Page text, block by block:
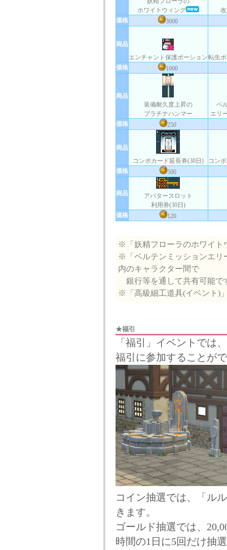
ホワイトウィング
価格
3000
商品
エンチャント保護ポーション転生
価格
1000
商品
装備耐久度上昇の
プラチナハンマー
ベ
エリ
価格
250
商品
コンボカード延長券(30日)
コン
価格
500
商品
アバタースロット
利用券(30日)
価格
120
※「妖精フローラのホワイト
※「ベルテンミッションエリ
内のキャラクター間で
銀行等を通して共有可能で
※「高級細工道具(イベント)
★福引
「福引」イベントでは、
福引に参加することが
コイン抽選では、「ル
きます。
ゴールド抽選では、
時間の1日に5回だけ抽